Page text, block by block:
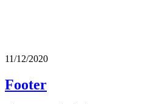
11/12/2020
Footer